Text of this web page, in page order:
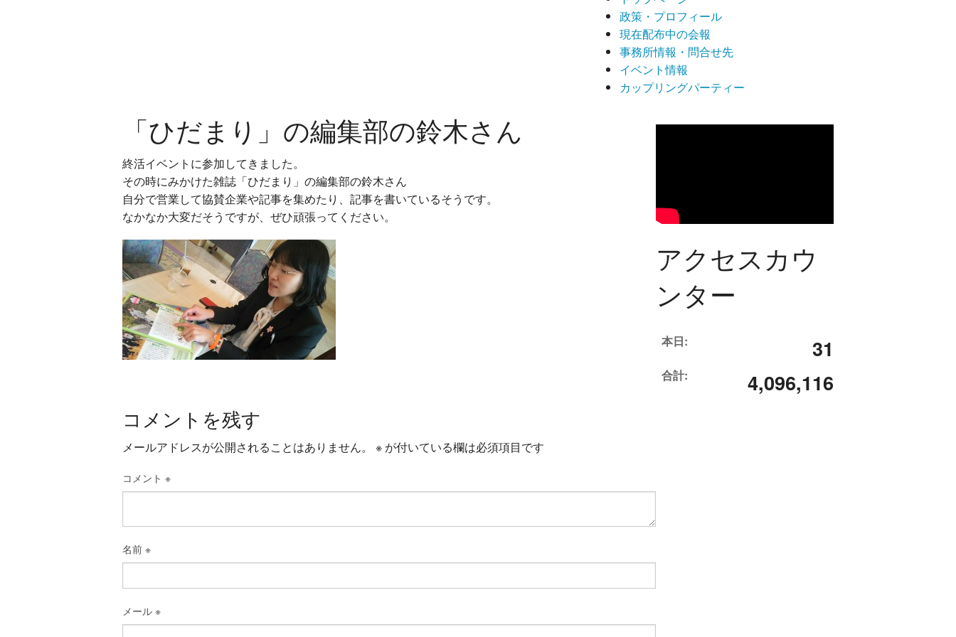
政策・プロフィール
現在配布中の会報
事務所情報・問合せ先
イベント情報
カップリングパーティー
「ひだまり」の編集部の鈴木さん
終活イベントに参加してきました。
その時にみかけた雑誌「ひだまり」の編集部の鈴木さん
自分で営業して協賛企業や記事を集めたり、記事を書いているそうです。
なかなか大変だそうですが、ぜひ頑張ってください。
コメントを残す
メールアドレスが公開されることはありません。 ※ が付いている欄は必須項目です
コメント ※
名前 ※
メール ※
アクセスカウ
ンター
本日: 31
合計: 4,096,116